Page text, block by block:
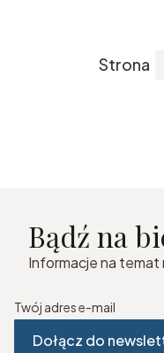
Strona
Bądź na
Informacje na temat
Twój adres e-mail
Dołącz do